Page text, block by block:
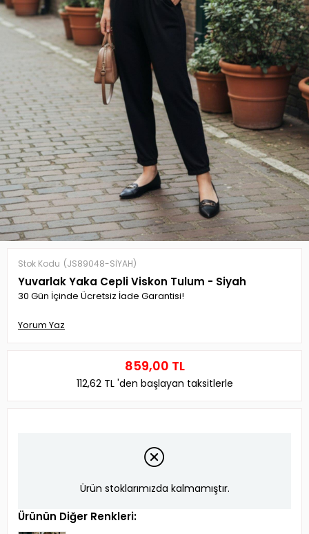
Stok Kodu (JS89048-SİYAH)
Yuvarlak Yaka Cepli Viskon Tulum - Siyah
30 Gün İçinde Ücretsiz İade Garantisi!
Yorum Yaz
859,00 TL
112,62 TL 'den başlayan taksitlerle
Ürün stoklarımızda kalmamıştır.
Ürünün Diğer Renkleri: